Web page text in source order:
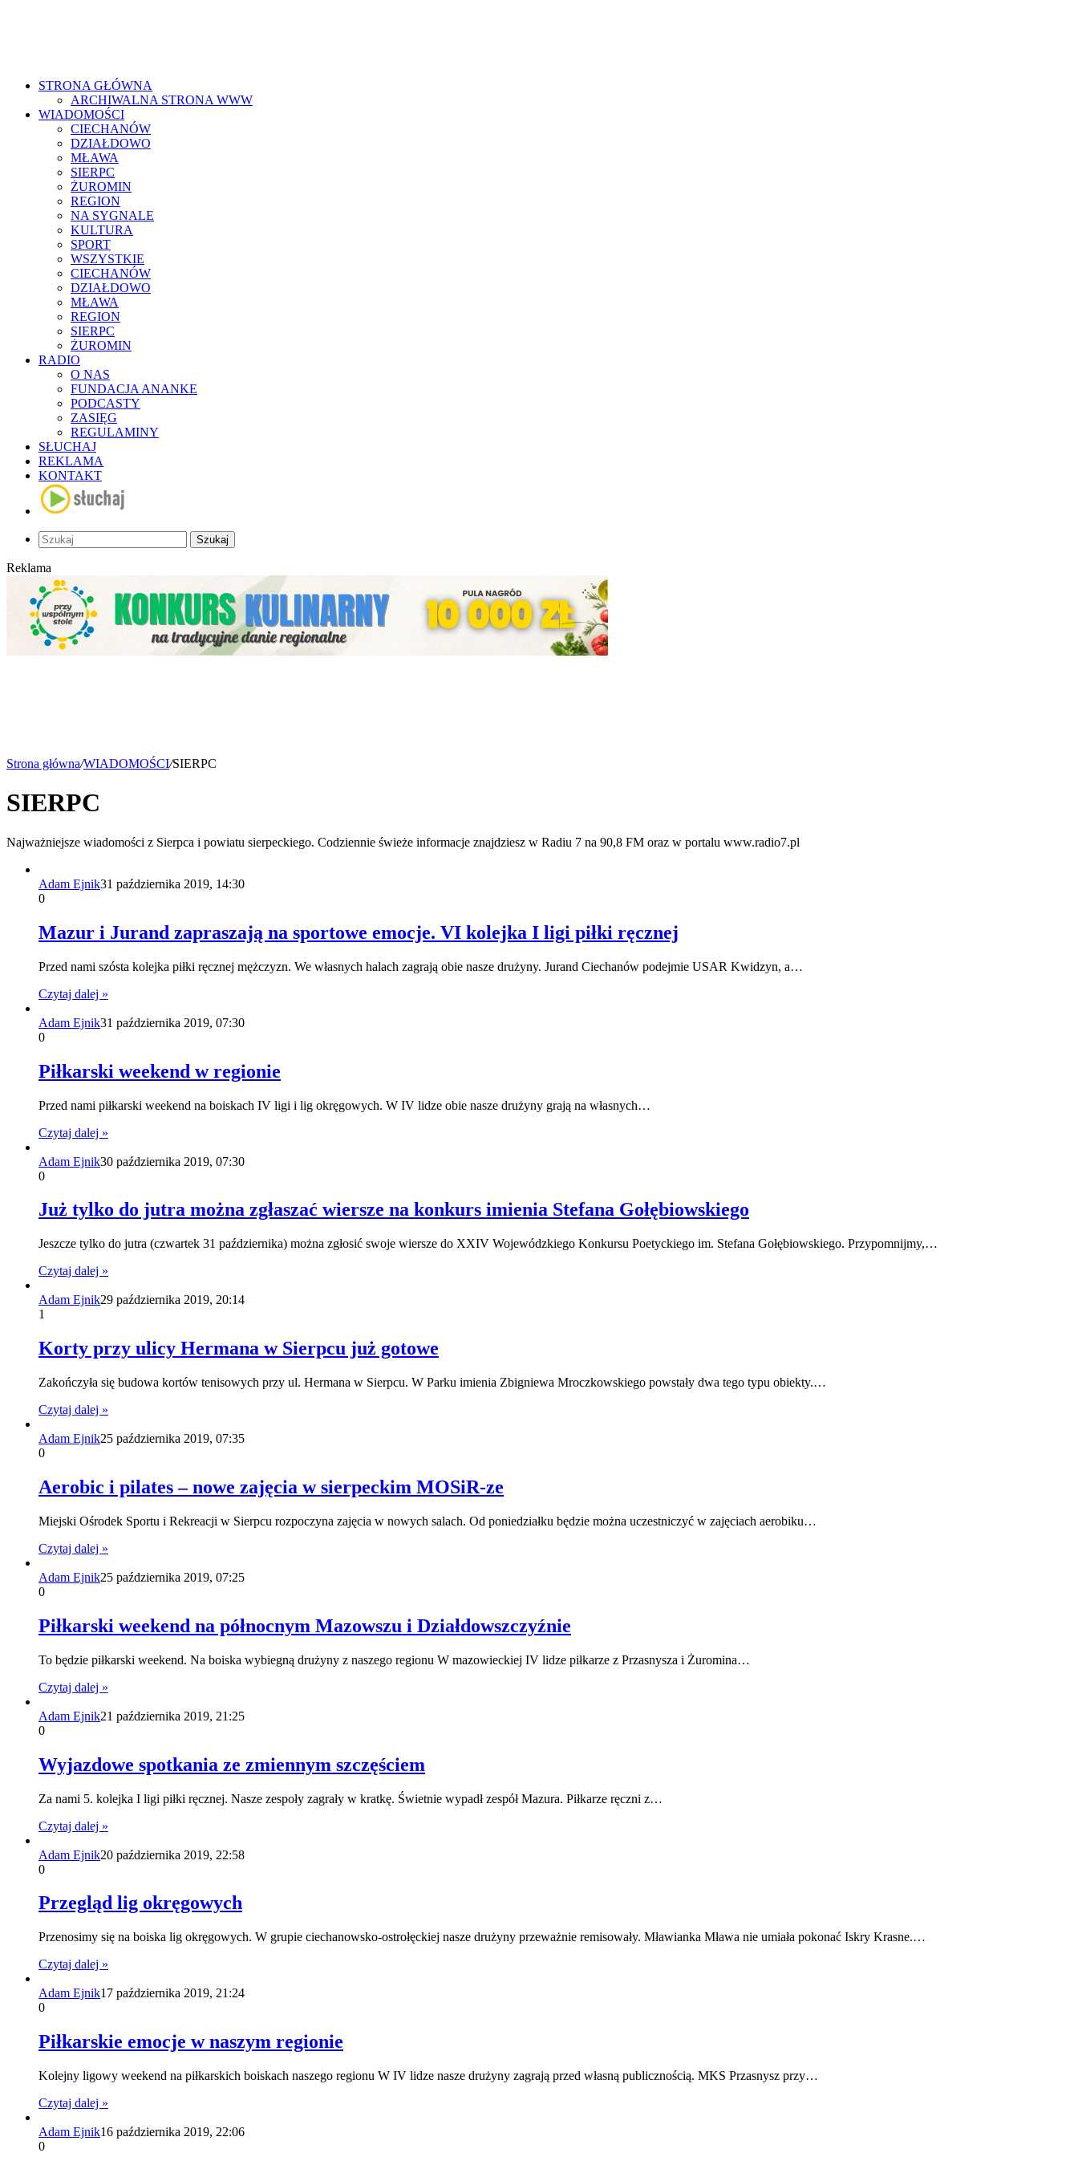
STRONA GŁÓWNA
ARCHIWALNA STRONA WWW
WIADOMOŚCI
CIECHANÓW
DZIAŁDOWO
MŁAWA
SIERPC
ŻUROMIN
REGION
NA SYGNALE
KULTURA
SPORT
WSZYSTKIE
CIECHANÓW
DZIAŁDOWO
MŁAWA
REGION
SIERPC
ŻUROMIN
RADIO
O NAS
FUNDACJA ANANKE
PODCASTY
ZASIĘG
REGULAMINY
SŁUCHAJ
REKLAMA
KONTAKT
Szukaj
Reklama
Strona główna/WIADOMOŚCI/SIERPC
SIERPC
Najważniejsze wiadomości z Sierpca i powiatu sierpeckiego. Codziennie świeże informacje znajdziesz w Radiu 7 na 90,8 FM oraz w portalu www.radio7.pl
Adam Ejnik31 października 2019, 14:30
0
Mazur i Jurand zapraszają na sportowe emocje. VI kolejka I ligi piłki ręcznej
Przed nami szósta kolejka piłki ręcznej mężczyzn. We własnych halach zagrają obie nasze drużyny. Jurand Ciechanów podejmie USAR Kwidzyn, a…
Czytaj dalej »
Adam Ejnik31 października 2019, 07:30
0
Piłkarski weekend w regionie
Przed nami piłkarski weekend na boiskach IV ligi i lig okręgowych. W IV lidze obie nasze drużyny grają na własnych…
Czytaj dalej »
Adam Ejnik30 października 2019, 07:30
0
Już tylko do jutra można zgłaszać wiersze na konkurs imienia Stefana Gołębiowskiego
Jeszcze tylko do jutra (czwartek 31 października) można zgłosić swoje wiersze do XXIV Wojewódzkiego Konkursu Poetyckiego im. Stefana Gołębiowskiego. Przypomnijmy,…
Czytaj dalej »
Adam Ejnik29 października 2019, 20:14
1
Korty przy ulicy Hermana w Sierpcu już gotowe
Zakończyła się budowa kortów tenisowych przy ul. Hermana w Sierpcu. W Parku imienia Zbigniewa Mroczkowskiego powstały dwa tego typu obiekty.…
Czytaj dalej »
Adam Ejnik25 października 2019, 07:35
0
Aerobic i pilates – nowe zajęcia w sierpeckim MOSiR-ze
Miejski Ośrodek Sportu i Rekreacji w Sierpcu rozpoczyna zajęcia w nowych salach. Od poniedziałku będzie można uczestniczyć w zajęciach aerobiku…
Czytaj dalej »
Adam Ejnik25 października 2019, 07:25
0
Piłkarski weekend na północnym Mazowszu i Działdowszczyźnie
To będzie piłkarski weekend. Na boiska wybiegną drużyny z naszego regionu W mazowieckiej IV lidze piłkarze z Przasnysza i Żuromina…
Czytaj dalej »
Adam Ejnik21 października 2019, 21:25
0
Wyjazdowe spotkania ze zmiennym szczęściem
Za nami 5. kolejka I ligi piłki ręcznej. Nasze zespoły zagrały w kratkę. Świetnie wypadł zespół Mazura. Piłkarze ręczni z…
Czytaj dalej »
Adam Ejnik20 października 2019, 22:58
0
Przegląd lig okręgowych
Przenosimy się na boiska lig okręgowych. W grupie ciechanowsko-ostrołęckiej nasze drużyny przeważnie remisowały. Mławianka Mława nie umiała pokonać Iskry Krasne.…
Czytaj dalej »
Adam Ejnik17 października 2019, 21:24
0
Piłkarskie emocje w naszym regionie
Kolejny ligowy weekend na piłkarskich boiskach naszego regionu W IV lidze nasze drużyny zagrają przed własną publicznością. MKS Przasnysz przy…
Czytaj dalej »
Adam Ejnik16 października 2019, 22:06
0